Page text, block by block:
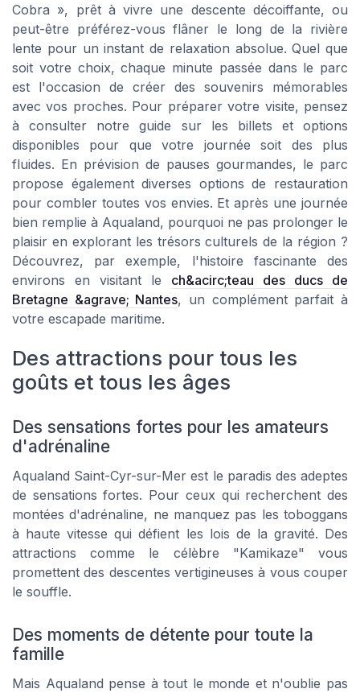
Cobra », prêt à vivre une descente décoiffante, ou
peut-être préférez-vous flâner le long de la rivière
lente pour un instant de relaxation absolue. Quel que
soit votre choix, chaque minute passée dans le parc
est l'occasion de créer des souvenirs mémorables
avec vos proches. Pour préparer votre visite, pensez
à consulter notre guide sur les billets et options
disponibles pour que votre journée soit des plus
fluides. En prévision de pauses gourmandes, le parc
propose également diverses options de restauration
pour combler toutes vos envies. Et après une journée
bien remplie à Aqualand, pourquoi ne pas prolonger le
plaisir en explorant les trésors culturels de la région ?
Découvrez, par exemple, l'histoire fascinante des
environs en visitant le ch&acirc;teau des ducs de
Bretagne &agrave; Nantes, un complément parfait à
votre escapade maritime.
Des attractions pour tous les
goûts et tous les âges
Des sensations fortes pour les amateurs
d'adrénaline
Aqualand Saint-Cyr-sur-Mer est le paradis des adeptes
de sensations fortes. Pour ceux qui recherchent des
montées d'adrénaline, ne manquez pas les toboggans
à haute vitesse qui défient les lois de la gravité. Des
attractions comme le célèbre "Kamikaze" vous
promettent des descentes vertigineuses à vous couper
le souffle.
Des moments de détente pour toute la
famille
Mais Aqualand pense à tout le monde et n'oublie pas